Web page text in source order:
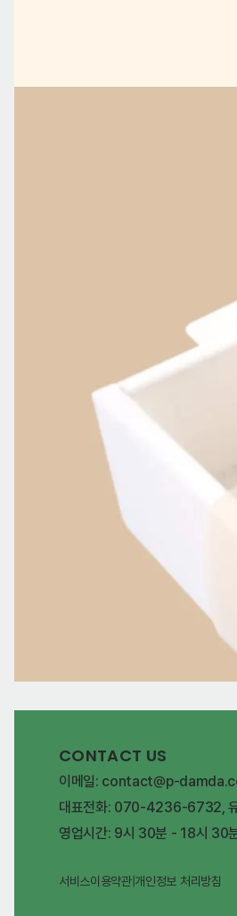
CONTACT US
이메일: contact@p-
대표전화: 070-4236-6732, 유
영업시간: 9시 30분 - 18시 30
서비스이용약관|개인정보 처리방침